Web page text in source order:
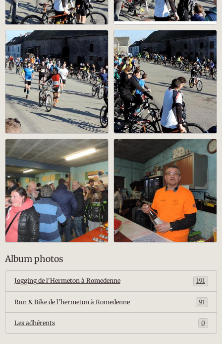
Album photos
Jogging de l'Hermeton à Romedenne 191
Run & Bike de l'hermeton à Romedenne 91
Les adhérents 0